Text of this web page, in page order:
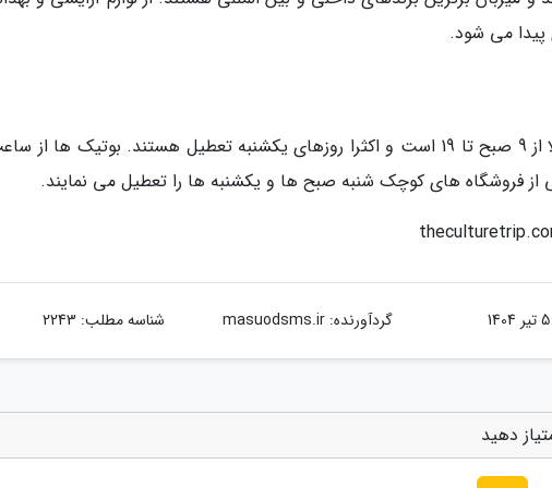
پیدا می شود.
5 تیر 1404 گردآورنده:masuodsms.ir شناسه مطلب: 2243
دهید